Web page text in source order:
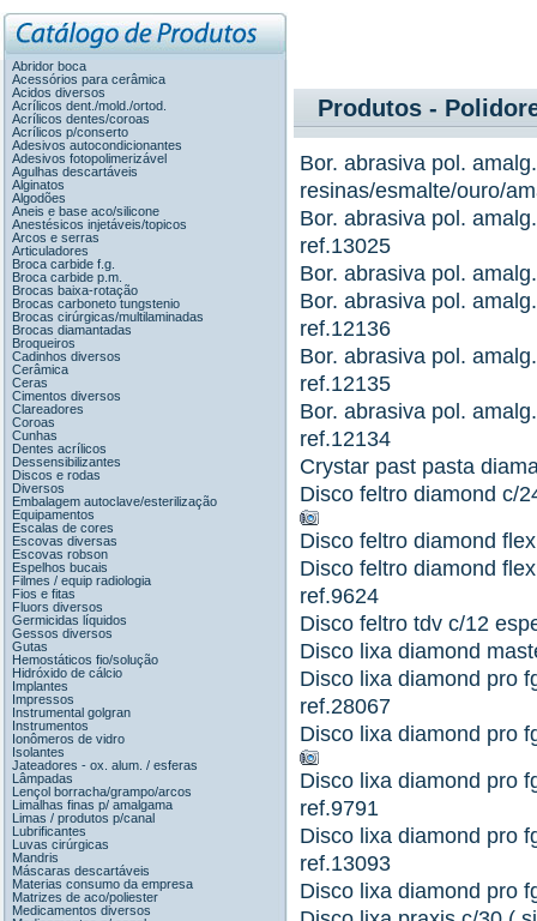
Abridor boca
Acessórios para cerâmica
Acidos diversos
Acrílicos dent./mold./ortod.
Acrílicos dentes/coroas
Acrílicos p/conserto
Adesivos autocondicionantes
Adesivos fotopolimerizável
Agulhas descartáveis
Alginatos
Algodões
Aneis e base aco/silicone
Anestésicos injetáveis/topicos
Arcos e serras
Articuladores
Broca carbide f.g.
Broca carbide p.m.
Brocas baixa-rotação
Brocas carboneto tungstenio
Brocas cirúrgicas/multilaminadas
Brocas diamantadas
Broqueiros
Cadinhos diversos
Cerâmica
Ceras
Cimentos diversos
Clareadores
Coroas
Cunhas
Dentes acrílicos
Dessensibilizantes
Discos e rodas
Diversos
Embalagem autoclave/esterilização
Equipamentos
Escalas de cores
Escovas diversas
Escovas robson
Espelhos bucais
Filmes / equip radiologia
Fios e fitas
Fluors diversos
Germicidas líquidos
Gessos diversos
Gutas
Hemostáticos fio/solução
Hidróxido de cálcio
Implantes
Impressos
Instrumental golgran
Instrumentos
Ionômeros de vidro
Isolantes
Jateadores - ox. alum. / esferas
Lâmpadas
Lençol borracha/grampo/arcos
Limalhas finas p/ amalgama
Limas / produtos p/canal
Lubrificantes
Luvas cirúrgicas
Mandris
Máscaras descartáveis
Materias consumo da empresa
Matrizes de aco/poliester
Medicamentos diversos
Produtos -
Bor. abrasiva pol.
resinas/esmalte/ouro/
Bor. abrasiva pol.
ref.13025
Bor. abrasiva pol.
Bor. abrasiva pol.
ref.12136
Bor. abrasiva pol.
ref.12135
Bor. abrasiva pol.
ref.12134
Crystar past pasta
Disco feltro diamond c/
Disco feltro diamond
Disco feltro diamond
ref.9624
Disco feltro tdv c/12
Disco lixa diamond
Disco lixa diamond pro
ref.28067
Disco lixa diamond pro
Disco lixa diamond pro
ref.9791
Disco lixa diamond pro
ref.13093
Disco lixa diamond pro